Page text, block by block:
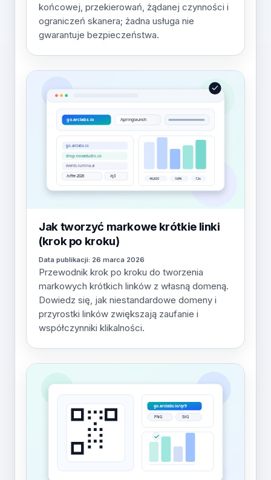
końcowej, przekierowań, żądanej czynności i
ograniczeń skanera; żadna usługa nie
gwarantuje bezpieczeństwa.
Jak tworzyć markowe krótkie linki
(krok po kroku)
Data publikacji: 26 marca 2026
Przewodnik krok po kroku do tworzenia
markowych krótkich linków z własną domeną.
Dowiedz się, jak niestandardowe domeny i
przyrostki linków zwiększają zaufanie i
współczynniki klikalności.